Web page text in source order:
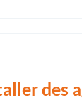
des